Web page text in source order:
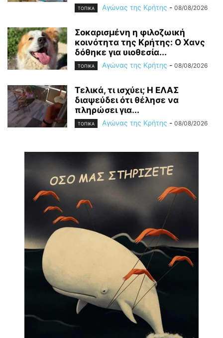
ΤΟΠΙΚΑ Αγώνας της Κρήτης - 08/08/2026
Σοκαρισμένη η φιλοζωική
κοινότητα της Κρήτης: Ο Χανς
δόθηκε για υιοθεσία...
ΤΟΠΙΚΑ Αγώνας της Κρήτης - 08/08/2026
Τελικά, τι ισχύει; Η ΕΛΑΣ
διαψεύδει ότι θέλησε να
πληρώσει για...
ΤΟΠΙΚΑ Αγώνας της Κρήτης - 08/08/2026